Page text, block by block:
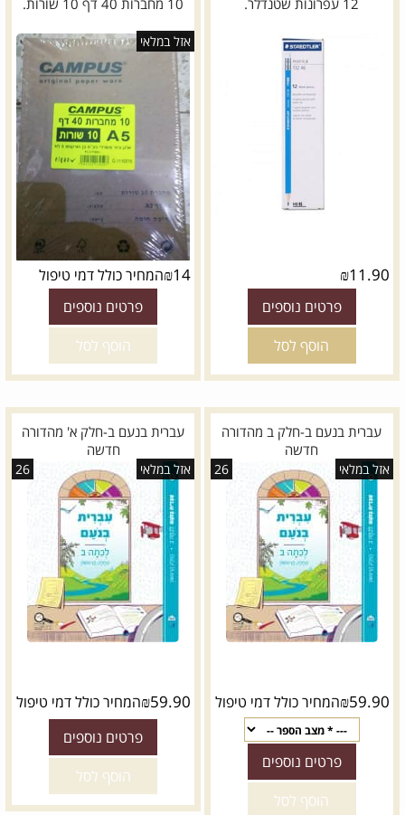
12 עפרונות שטנדלר.
₪11.90
פרטים נוספים
הוסף לסל
10 מחברות 40 דף 10 שורות.
אזל במלאי
₪14 המחיר כולל דמי טיפול
פרטים נוספים
הוסף לסל
עברית בנעם ב-חלק ב מהדורה
חדשה
26 אזל במלאי
₪59.90 המחיר כולל דמי טיפול
פרטים נוספים
הוסף לסל
עברית בנעם ב-חלק א' מהדורה
חדשה
26 אזל במלאי
₪59.90 המחיר כולל דמי טיפול
פרטים נוספים
הוסף לסל